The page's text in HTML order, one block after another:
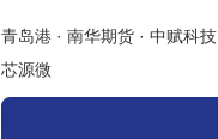
青岛港 · 南华期货 · 中赋科技
芯源微